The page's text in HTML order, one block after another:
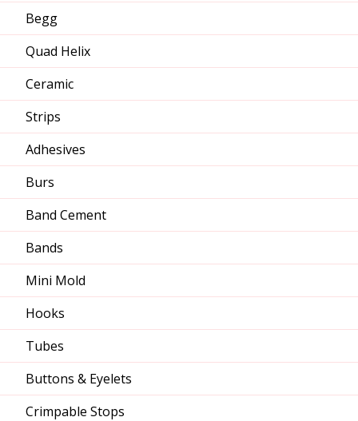
Begg
Quad Helix
Ceramic
Strips
Adhesives
Burs
Band Cement
Bands
Mini Mold
Hooks
Tubes
Buttons & Eyelets
Crimpable Stops